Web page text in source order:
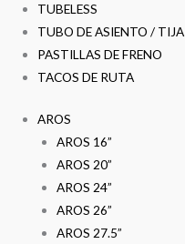
TUBELESS
TUBO DE ASIENTO / TIJA
PASTILLAS DE FRENO
TACOS DE RUTA
AROS
AROS 16”
AROS 20”
AROS 24”
AROS 26”
AROS 27.5”